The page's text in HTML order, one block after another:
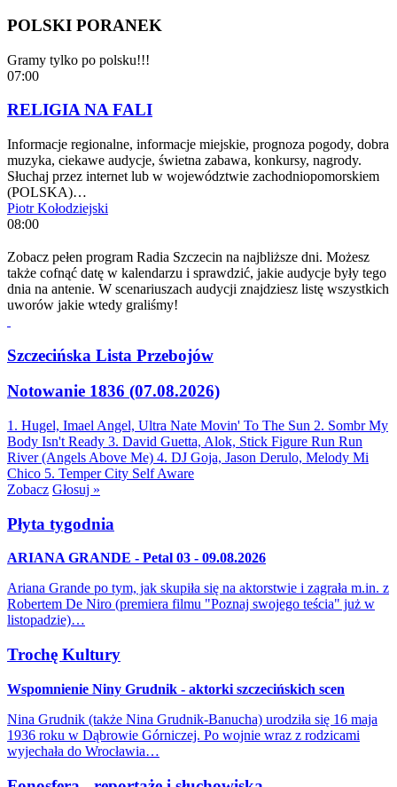
POLSKI PORANEK
Gramy tylko po polsku!!!
07:00
RELIGIA NA FALI
Informacje regionalne, informacje miejskie, prognoza pogody, dobra
muzyka, ciekawe audycje, świetna zabawa, konkursy, nagrody.
Słuchaj przez internet lub w województwie zachodniopomorskiem
(POLSKA)…
Piotr Kołodziejski
08:00
Zobacz pełen program Radia Szczecin na najbliższe dni. Możesz
także cofnąć datę w kalendarzu i sprawdzić, jakie audycje były tego
dnia na antenie. W scenariuszach audycji znajdziesz listę wszystkich
uworów jakie wtedy graliśmy!
Szczecińska Lista Przebojów
Notowanie 1836 (07.08.2026)
1. Hugel, Imael Angel, Ultra Nate Movin' To The Sun 2. Sombr My
Body Isn't Ready 3. David Guetta, Alok, Stick Figure Run Run
River (Angels Above Me) 4. DJ Goja, Jason Derulo, Melody Mi
Chico 5. Temper City Self Aware
Zobacz Głosuj »
Płyta tygodnia
ARIANA GRANDE - Petal 03 - 09.08.2026
Ariana Grande po tym, jak skupiła się na aktorstwie i zagrała m.in. z
Robertem De Niro (premiera filmu "Poznaj swojego teścia" już w
listopadzie)…
Trochę Kultury
Wspomnienie Niny Grudnik - aktorki szczecińskich scen
Nina Grudnik (także Nina Grudnik-Banucha) urodziła się 16 maja
1936 roku w Dąbrowie Górniczej. Po wojnie wraz z rodzicami
wyjechała do Wrocławia…